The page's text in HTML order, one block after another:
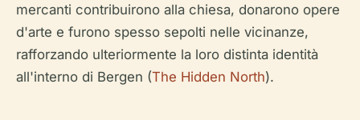
mercanti contribuirono alla chiesa, donarono opere
d'arte e furono spesso sepolti nelle vicinanze,
rafforzando ulteriormente la loro distinta identità
all'interno di Bergen (The Hidden North).